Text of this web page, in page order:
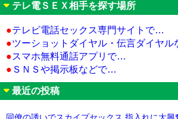
テレ電ＳＥＸ相手を探す場所
●テレビ電話セックス専門サイトで…
●ツーショットダイヤル・伝言ダイヤ
●スマホ無料通話アプリで…
● ＳＮＳや掲示板などで…
最近の投稿
同僚の誘いでスカイプセックス 指入れに大興